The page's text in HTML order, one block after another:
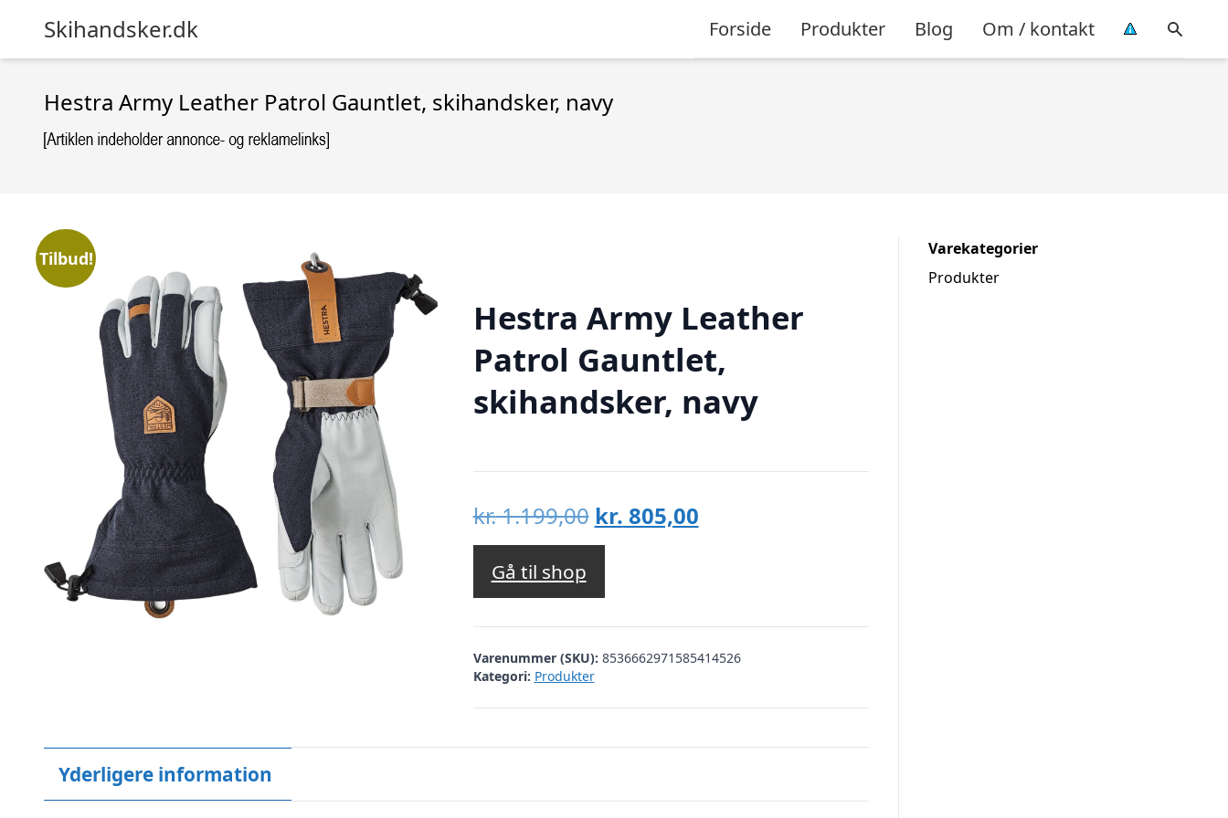
Skihandsker.dk Forside Produkter Blog Om / kontakt
Hestra Army Leather Patrol Gauntlet, skihandsker, navy
Tilbud!
Hestra Army Leather
Patrol Gauntlet,
skihandsker, navy
kr.1.199,00 Den
oprindelige
var:
kr. 1.199,00.
kr. 805,00Den
kr. 805,00.
Gå til shop
Varenummer (SKU): 8536662971585414526
Kategori: Produkter
Yderligere information
Varekategorier
Produkter